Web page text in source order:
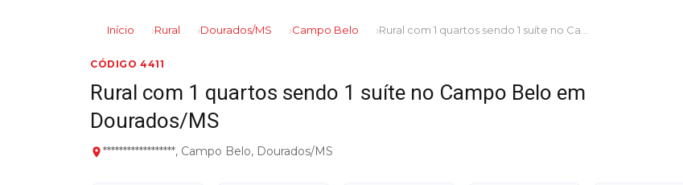
Início Rural Dourados/MS Campo Belo
CÓDIGO 4411
Rural com 1 quartos sendo 1 suíte no Campo Belo em
Dourados/MS
******************, Campo Belo, Dourados/MS